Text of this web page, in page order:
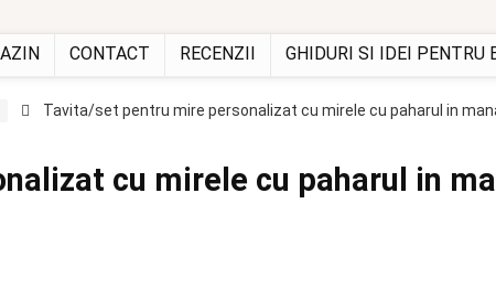
CONTACT RECENZII GHIDURI SI IDEI PENTRU
Tavita/set pentru mire personalizat cu mirele cu paharul in
cu mirele cu paharul in